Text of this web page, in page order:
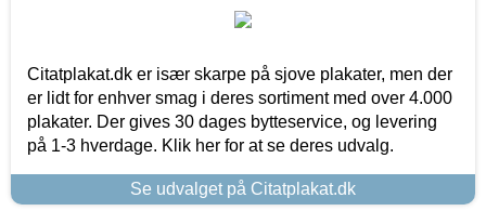
Citatplakat.dk er især skarpe på sjove plakater, men der
er lidt for enhver smag i deres sortiment med over 4.000
plakater. Der gives 30 dages bytteservice, og levering
på 1-3 hverdage. Klik her for at se deres udvalg.
Se udvalget på Citatplakat.dk